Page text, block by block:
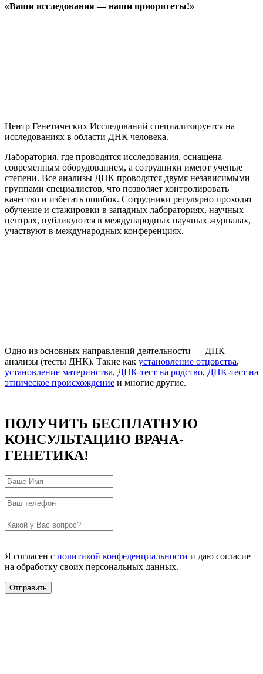
«Ваши исследования — наши приоритеты!»
Центр Генетических Исследований специализируется на
исследованиях в области ДНК человека.
Лаборатория, где проводятся исследования, оснащена
современным оборудованием, а сотрудники имеют ученые
степени. Все анализы ДНК проводятся двумя независимыми
группами специалистов, что позволяет контролировать
качество и избегать ошибок. Сотрудники регулярно проходят
обучение и стажировки в западных лабораториях, научных
центрах, публикуются в международных научных журналах,
участвуют в международных конференциях.
Одно из основных направлений деятельности — ДНК
анализы (тесты ДНК). Такие как установление отцовства,
установление материнства, ДНК-тест на родство, ДНК-тест на
этническое происхождение и многие другие.
ПОЛУЧИТЬ БЕСПЛАТНУЮ
КОНСУЛЬТАЦИЮ ВРАЧА-
ГЕНЕТИКА!
Я согласен с политикой конфеденциальности и даю согласие
на обработку своих персональных данных.